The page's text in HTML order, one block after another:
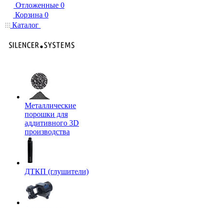
Отложенные 0
Корзина 0
Каталог
Металлические
порошки для
аддитивного 3D
производства
ДТКП (глушители)